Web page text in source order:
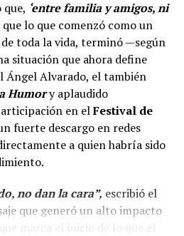
que, ‘entre familia y amigos, ni
que lo que comenzó como un
toda la vida, terminó —según
situación que ahora define
Ángel Alvarado, el también
Humory aplaudido
en elFestival de
fuerte descargo en redes
a quien habría sido
no dan la cara”, escribió el
que generó un alto impacto
marca el inicio de lo que él